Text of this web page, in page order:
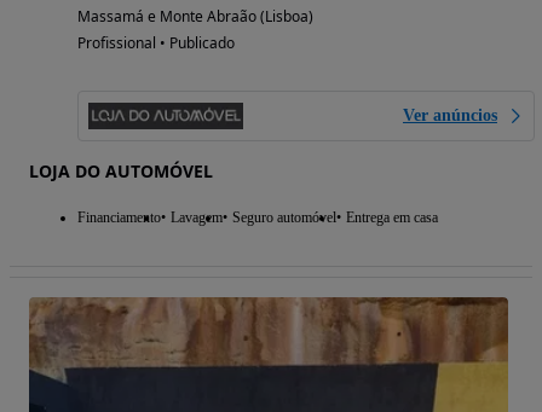
Massamá e Monte Abraão (Lisboa)
Profissional • Publicado
Ver anúncios
LOJA DO AUTOMÓVEL
Financiamento Lavagem Seguro automóvel Entrega em casa